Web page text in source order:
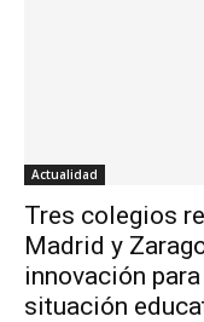
Actualidad
Tres colegios
Madrid y
innovación
situación